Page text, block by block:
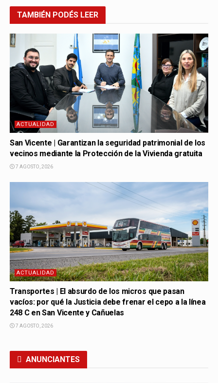
TAMBIÉN PODÉS LEER
ACTUALIDAD
San Vicente | Garantizan la seguridad patrimonial de los
vecinos mediante la Protección de la Vivienda gratuita
7 AGOSTO, 2026
ACTUALIDAD
Transportes | El absurdo de los micros que pasan
vacíos: por qué la Justicia debe frenar el cepo a la línea
248 C en San Vicente y Cañuelas
7 AGOSTO, 2026
ANUNCIANTES